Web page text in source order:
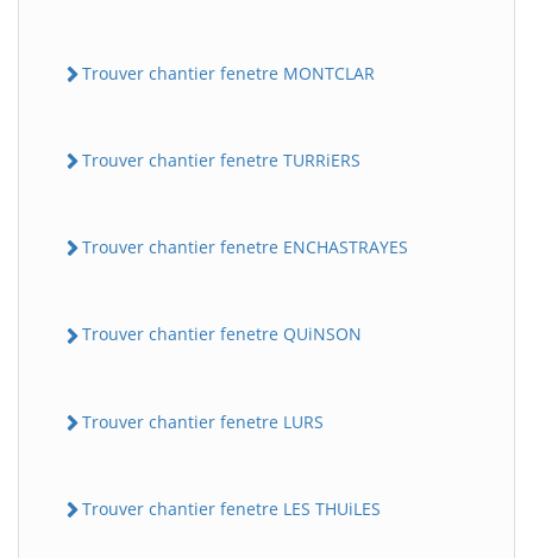
Trouver chantier fenetre MONTCLAR
Trouver chantier fenetre TURRiERS
Trouver chantier fenetre ENCHASTRAYES
Trouver chantier fenetre QUiNSON
Trouver chantier fenetre LURS
Trouver chantier fenetre LES THUiLES